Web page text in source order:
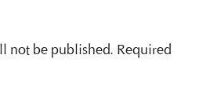
not be published. Required